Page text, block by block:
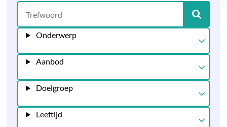
Onderwerp
Aanbod
Doelgroep
Leeftijd